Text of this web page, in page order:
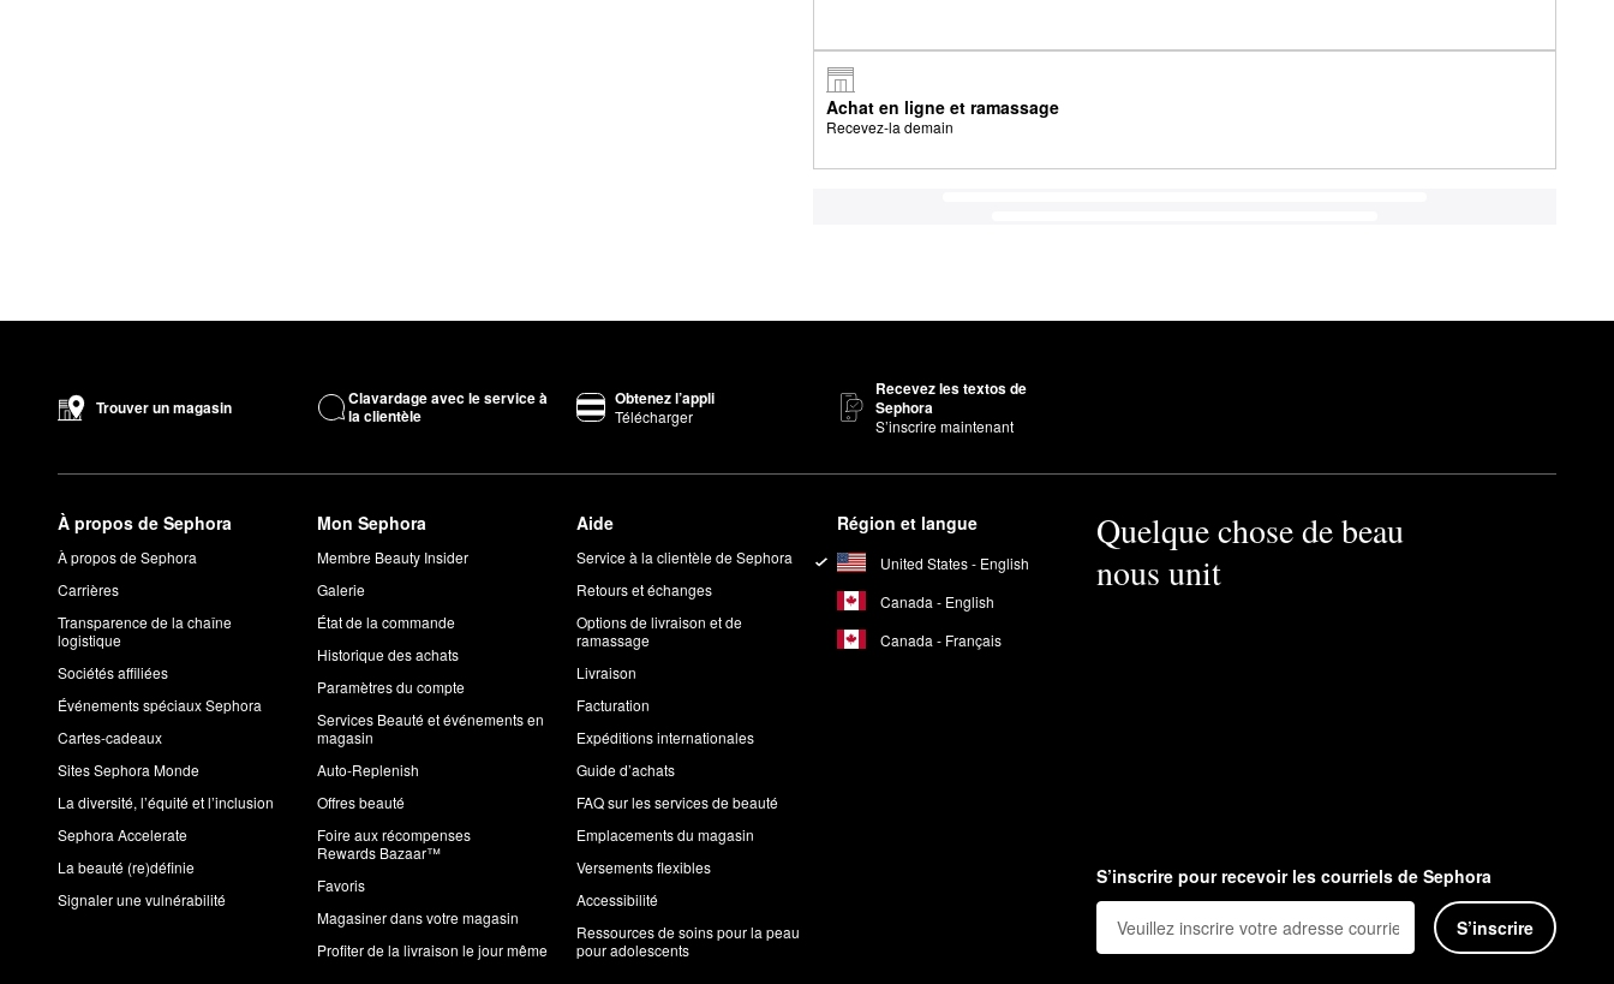
Achat en ligne et ramassage
Recevez-la demain
Trouver un magasin
Clavardage avec le service à
la clientèle
Obtenez l’appli
Télécharger
Recevez les textos de
Sephora
S’inscrire maintenant
À propos de Sephora
À propos de Sephora
Carrières
Transparence de la chaîne
logistique
Sociétés affiliées
Événements spéciaux Sephora
Cartes-cadeaux
Sites Sephora Monde
La diversité, l’équité et l’inclusion
Sephora Accelerate
La beauté (re)définie
Signaler une vulnérabilité
Mon Sephora
Membre Beauty Insider
Galerie
État de la commande
Historique des achats
Paramètres du compte
Services Beauté et événements en
magasin
Auto-Replenish
Offres beauté
Foire aux récompenses
Rewards Bazaar™
Favoris
Magasiner dans votre magasin
Profiter de la livraison le jour même
Aide
Service à la clientèle de Sephora
Retours et échanges
Options de livraison et de
ramassage
Livraison
Facturation
Expéditions internationales
Guide d’achats
FAQ sur les services de beauté
Emplacements du magasin
Versements flexibles
Accessibilité
Ressources de soins pour la peau
pour adolescents
Région et langue
United States - English
Canada - English
Canada - Français
Quelque chose de beau
nous unit
S’inscrire pour recevoir les courriels de Sephora
S’inscrire